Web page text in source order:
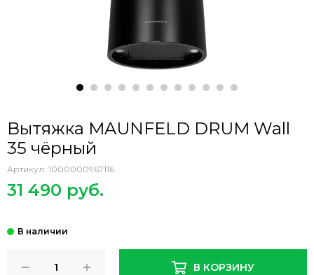
Вытяжка MAUNFELD DRUM Wall
35 чёрный
Артикул: 1000000967116
31 490 руб.
В КОРЗИНУ